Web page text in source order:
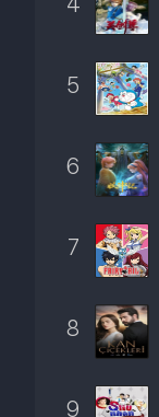
5
6
7
8
9